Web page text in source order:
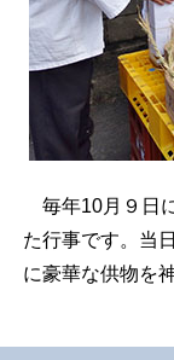
毎年10月９日
た行事です。当
に豪華な供物を